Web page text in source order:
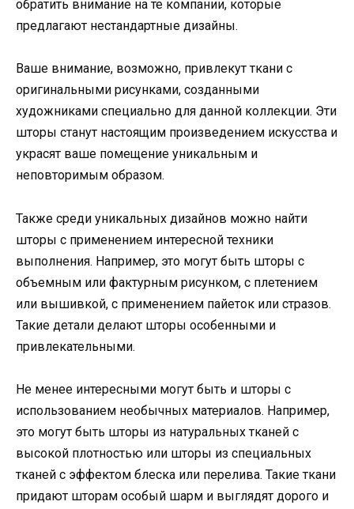
обратить внимание на те компании, которые
предлагают нестандартные дизайны.
Ваше внимание, возможно, привлекут ткани с
оригинальными рисунками, созданными
художниками специально для данной коллекции. Эти
шторы станут настоящим произведением искусства и
украсят ваше помещение уникальным и
неповторимым образом.
Также среди уникальных дизайнов можно найти
шторы с применением интересной техники
выполнения. Например, это могут быть шторы с
объемным или фактурным рисунком, с плетением
или вышивкой, с применением пайеток или стразов.
Такие детали делают шторы особенными и
привлекательными.
Не менее интересными могут быть и шторы с
использованием необычных материалов. Например,
это могут быть шторы из натуральных тканей с
высокой плотностью или шторы из специальных
тканей с эффектом блеска или перелива. Такие ткани
придают шторам особый шарм и выглядят дорого и